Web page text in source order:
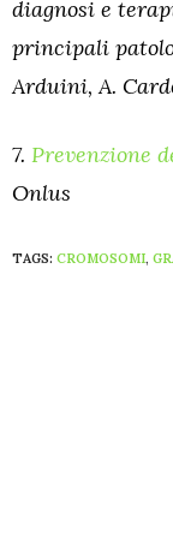
diagnosi e
principali
Arduini, A.
7. Prevenzione
Onlus
TAGS: CROMOSOMI,